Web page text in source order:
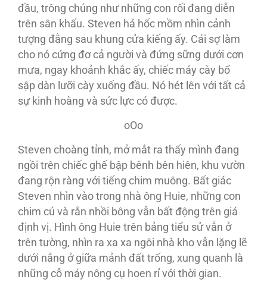
đầu, trông chúng như những con rối đang diễn
trên sân khấu. Steven há hốc mồm nhìn cảnh
tượng đằng sau khung cửa kiếng ấy. Cái sợ làm
cho nó cứng đơ cả người và đứng sững dưới cơn
mưa, ngay khoảnh khắc ấy, chiếc máy cày bổ
sập dàn lưỡi cày xuống đầu. Nó hét lên với tất cả
sự kinh hoàng và sức lực có được.
oOo
Steven choàng tỉnh, mở mắt ra thấy mình đang
ngồi trên chiếc ghế bập bênh bên hiên, khu vườn
đang rộn ràng với tiếng chim muông. Bất giác
Steven nhìn vào trong nhà ông Huie, những con
chim cú và rắn nhồi bông vẫn bất động trên giá
định vị. Hình ông Huie trên bảng tiểu sử vẫn ở
trên tường, nhìn ra xa xa ngôi nhà kho vẫn lặng lẽ
dưới nắng ở giữa mảnh đất trống, xung quanh là
những cỗ máy nông cụ hoen rỉ với thời gian.